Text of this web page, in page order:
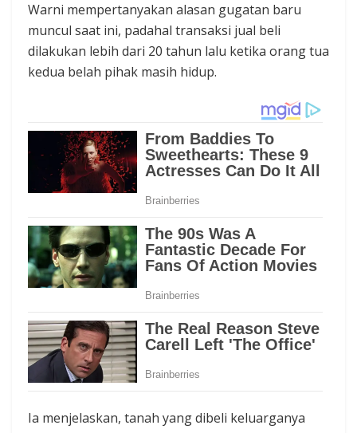
Warni mempertanyakan alasan gugatan baru
muncul saat ini, padahal transaksi jual beli
dilakukan lebih dari 20 tahun lalu ketika orang tua
kedua belah pihak masih hidup.
Ia menjelaskan, tanah yang dibeli keluarganya